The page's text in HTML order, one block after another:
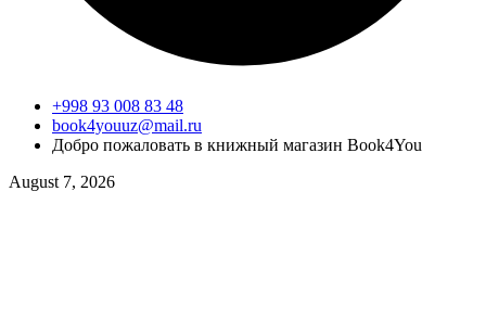
+998 93 008 83 48
book4youuz@mail.ru
Добро пожаловать в книжный магазин Book4You
August 7, 2026